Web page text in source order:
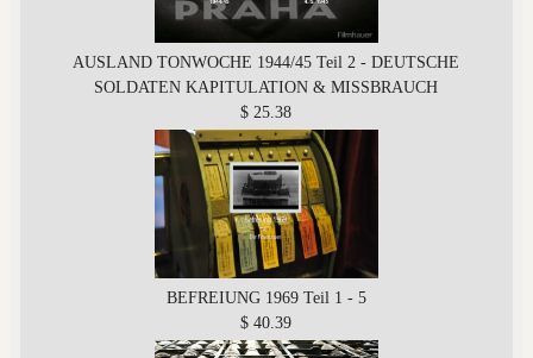
AUSLAND TONWOCHE 1944/45 Teil 2 - DEUTSCHE
SOLDATEN KAPITULATION & MISSBRAUCH
$ 25.38
BEFREIUNG 1969 Teil 1 - 5
$ 40.39